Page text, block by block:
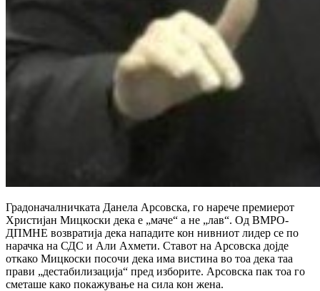
Градоначалничката Данела Арсовска, го нарече премиерот
Христијан Мицкоски дека е „маче“ а не „лав“. Од ВМРО-
ДПМНЕ возвратија дека нападите кон нивниот лидер се по
нарачка на СДС и Али Ахмети. Ставот на Арсовска дојде
откако Мицкоски посочи дека има вистина во тоа дека таа
прави „дестабилизација“ пред изборите. Арсовска пак тоа го
сметаше како покажување на сила кон жена.